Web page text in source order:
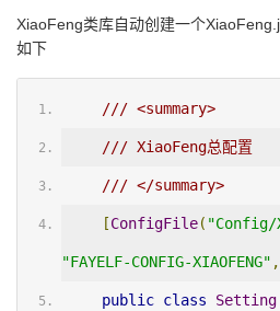
XiaoFeng类库自动创建一个
如下
/// <summary>
/// XiaoFeng总配置
/// </summary>
[ConfigFile( "Config/
"FAYELF-CONFIG-XIAOFENG" ,
public class Setting